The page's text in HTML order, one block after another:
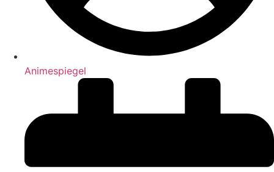
Animespiegel